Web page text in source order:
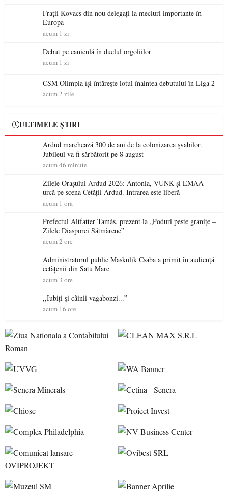
Frații Kovacs din nou delegați la meciuri importante în
Europa
acum 1 zi
Debut pe caniculă în duelul orgoliilor
acum 1 zi
CSM Olimpia își întărește lotul înaintea debutului în Liga 2
acum 2 zile
ULTIMELE ȘTIRI
Ardud marchează 300 de ani de la colonizarea șvabilor.
Jubileul va fi sărbătorit pe 8 august
acum 46 minute
Zilele Orașului Ardud 2026: Antonia, VUNK și EMAA
urcă pe scena Cetății Ardud. Intrarea este liberă
acum 1 ora
Prefectul Altfatter Tamás, prezent la „Poduri peste granițe –
Zilele Diasporei Sătmărene”
acum 2 ore
Administratorul public Maskulik Csaba a primit în audiență
cetățenii din Satu Mare
acum 3 ore
,,Iubiți și câinii vagabonzi...”
acum 16 ore